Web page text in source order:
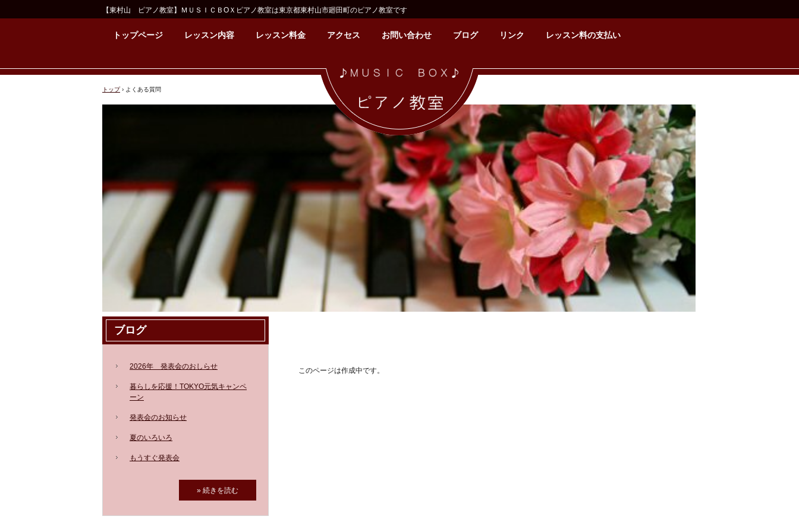
【東村山 ピアノ教室】ＭＵＳＩＣＢOＸピアノ教室は東京都東村山市廻田町のピアノ教室です
トップページ レッスン内容 レッスン料金 アクセス お問い合わせ ブログ リンク レッスン料の支払い
トップ › よくある質問
このページは作成中です。
ブログ
2026年 発表会のおしらせ
暮らしを応援！TOKYO元気キャンペ
ーン
発表会のお知らせ
夏のいろいろ
もうすぐ発表会
» 続きを読む